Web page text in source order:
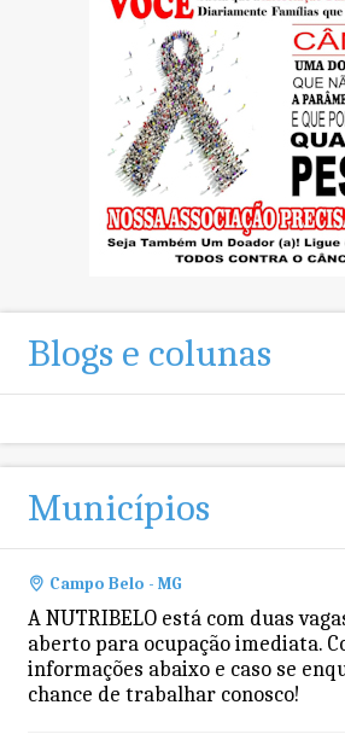
Blogs e colunas
Municípios
Campo Belo - MG
A NUTRIBELO está com duas
aberto para ocupação imediata.
informações abaixo e caso se
chance de trabalhar conosco!